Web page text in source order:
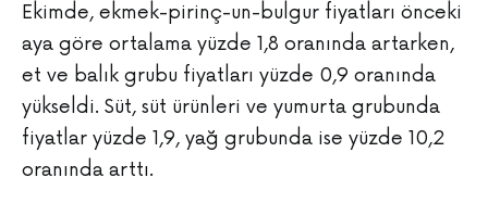
Ekimde, ekmek-pirinç-un-bulgur fiyatları önceki
aya göre ortalama yüzde 1,8 oranında artarken,
et ve balık grubu fiyatları yüzde 0,9 oranında
yükseldi. Süt, süt ürünleri ve yumurta grubunda
fiyatlar yüzde 1,9, yağ grubunda ise yüzde 10,2
oranında arttı.